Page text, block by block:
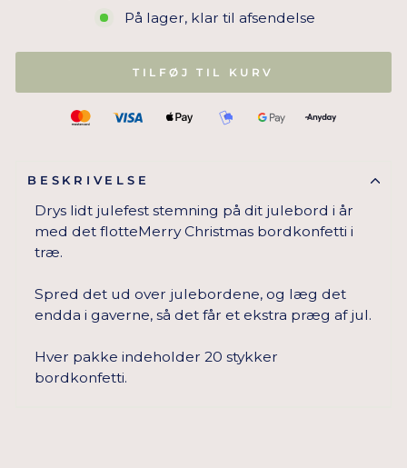
På lager, klar til afsendelse
TILFØJ TIL KURV
BESKRIVELSE
Drys lidt julefest stemning på dit julebord i år
med det flotteMerry Christmas bordkonfetti i
træ.
Spred det ud over julebordene, og læg det
endda i gaverne, så det får et ekstra præg af jul.
Hver pakke indeholder 20 stykker
bordkonfetti.